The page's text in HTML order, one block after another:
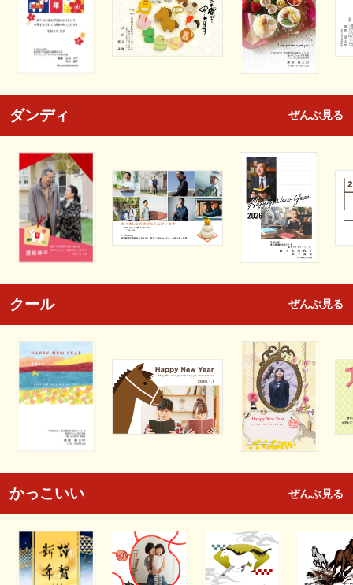
ダンディ ぜんぶ見る
クール ぜんぶ見る
かっこいい ぜんぶ見る